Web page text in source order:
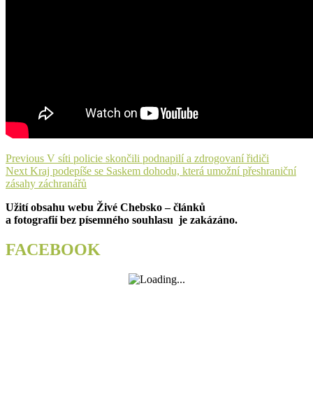
Navigace
pro
příspěvek
Previous Previous
post:
V síti policie skončili podnapilí a zdrogovaní řidiči
Next Next
post:
Kraj podepíše se Saskem dohodu, která umožní přeshraniční
zásahy záchranářů
Užití obsahu webu Živé Chebsko – článků
a fotografií bez písemného souhlasu je zakázáno.
FACEBOOK